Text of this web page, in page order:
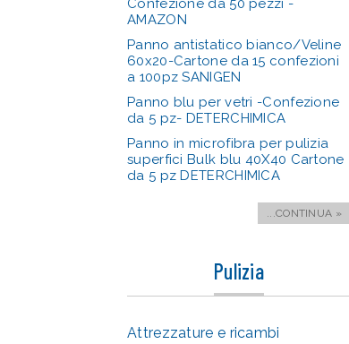
Confezione da 50 pezzi -
AMAZON
Panno antistatico bianco/Veline
60x20-Cartone da 15 confezioni
a 100pz SANIGEN
Panno blu per vetri -Confezione
da 5 pz- DETERCHIMICA
Panno in microfibra per pulizia
superfici Bulk blu 40X40 Cartone
da 5 pz DETERCHIMICA
...CONTINUA »
Pulizia
Attrezzature e ricambi